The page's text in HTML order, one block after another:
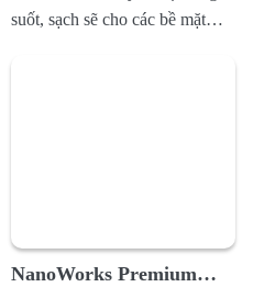
mặt kính)
suốt, sạch sẽ cho các bề mặt
NanoWorks Premium